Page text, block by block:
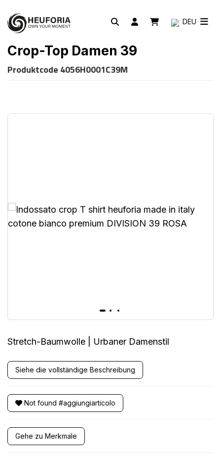
DEU
Crop-Top Damen 39
Produktcode 4056H0001C39M
Stretch-Baumwolle | Urbaner Damenstil
Siehe die vollständige Beschreibung
Not found #aggiungiarticolo
Gehe zu Merkmale